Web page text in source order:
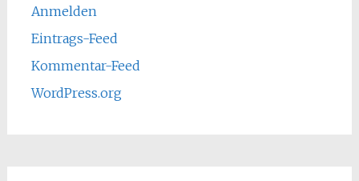
Anmelden
Eintrags-Feed
Kommentar-Feed
WordPress.org